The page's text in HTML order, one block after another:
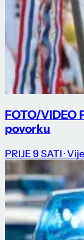
FOTO/
povorku
PRIJE 9 SATI ·